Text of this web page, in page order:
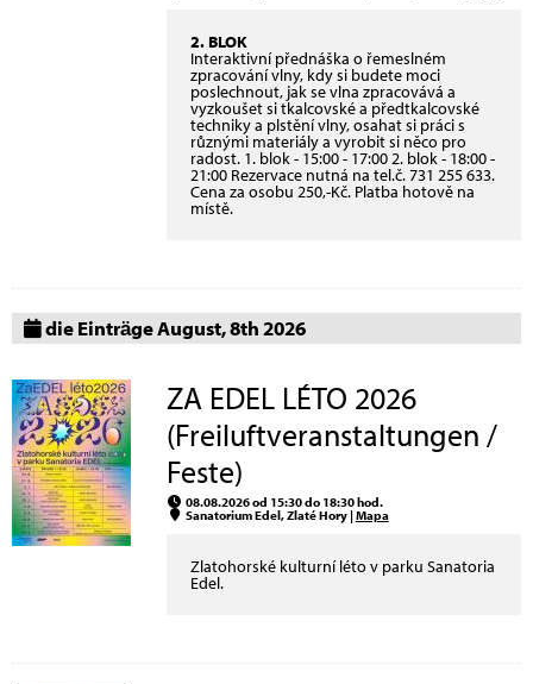
2. BLOK
Interaktivní přednáška o řemeslném
zpracování vlny, kdy si budete moci
poslechnout, jak se vlna zpracovává a
vyzkoušet si tkalcovské a předtkalcovské
techniky a plstění vlny, osahat si práci s
různými materiály a vyrobit si něco pro
radost. 1. blok - 15:00 - 17:00 2. blok - 18:00 -
21:00 Rezervace nutná na tel.č. 731 255 633.
Cena za osobu 250,-Kč. Platba hotově na
místě.
die Einträge August, 8th 2026
ZA EDEL LÉTO 2026
(Freiluftveranstaltungen /
Feste)
08.08.2026 od 15:30 do 18:30 hod.
Sanatorium Edel, Zlaté Hory |Mapa
Zlatohorské kulturní léto v parku Sanatoria
Edel.